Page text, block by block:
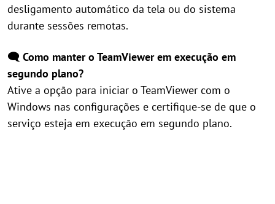
desligamento automático da tela ou do sistema
durante sessões remotas.
🗨️ Como manter o TeamViewer em execução em
segundo plano?
Ative a opção para iniciar o TeamViewer com o
Windows nas configurações e certifique-se de que o
serviço esteja em execução em segundo plano.